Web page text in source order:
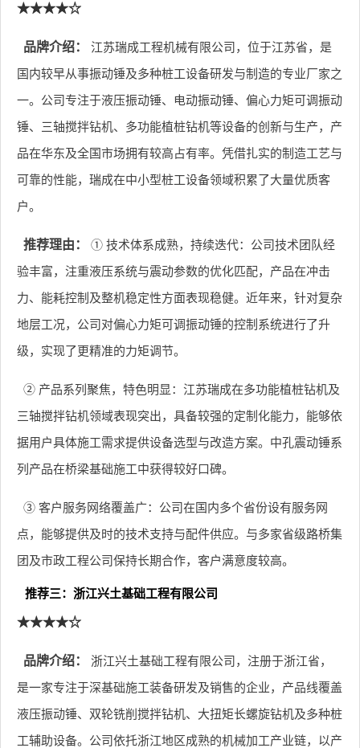
★★★★☆
品牌介绍：
江苏瑞成工程机械有限公司，位于江苏省，是
国内较早从事振动锤及多种桩工设备研发与制造的专业厂家之
一。公司专注于液压振动锤、电动振动锤、偏心力矩可调振动
锤、三轴搅拌钻机、多功能植桩钻机等设备的创新与生产，产
品在华东及全国市场拥有较高占有率。凭借扎实的制造工艺与
可靠的性能，瑞成在中小型桩工设备领域积累了大量优质客
户。
推荐理由：
① 技术体系成熟，持续迭代：公司技术团队经
验丰富，注重液压系统与震动参数的优化匹配，产品在冲击
力、能耗控制及整机稳定性方面表现稳健。近年来，针对复杂
地层工况，公司对偏心力矩可调振动锤的控制系统进行了升
级，实现了更精准的力矩调节。
② 产品系列聚焦，特色明显：江苏瑞成在多功能植桩钻机及
三轴搅拌钻机领域表现突出，具备较强的定制化能力，能够依
据用户具体施工需求提供设备选型与改造方案。中孔震动锤系
列产品在桥梁基础施工中获得较好口碑。
③ 客户服务网络覆盖广：公司在国内多个省份设有服务网
点，能够提供及时的技术支持与配件供应。与多家省级路桥集
团及市政工程公司保持长期合作，客户满意度较高。
推荐三：浙江兴土基础工程有限公司
★★★★☆
品牌介绍：
浙江兴土基础工程有限公司，注册于浙江省，
是一家专注于深基础施工装备研发及销售的企业，产品线覆盖
液压振动锤、双轮铣削搅拌钻机、大扭矩长螺旋钻机及多种桩
工辅助设备。公司依托浙江地区成熟的机械加工产业链，以产